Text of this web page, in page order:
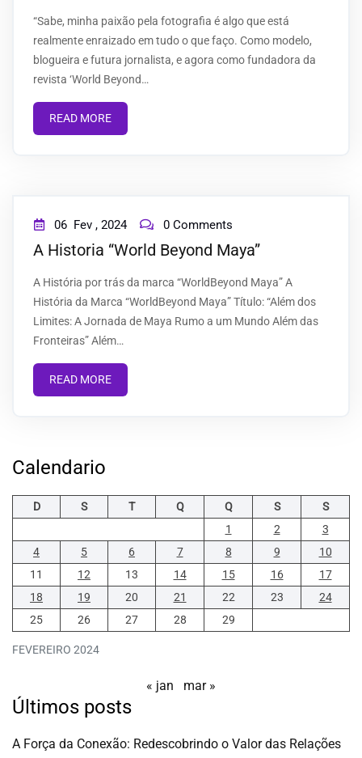
“Sabe, minha paixão pela fotografia é algo que está
realmente enraizado em tudo o que faço. Como modelo,
blogueira e futura jornalista, e agora como fundadora da
revista ‘World Beyond…
READ MORE
06 Fev , 2024 0 Comments
A Historia “World Beyond Maya”
A História por trás da marca “WorldBeyond Maya” A
História da Marca “WorldBeyond Maya” Título: “Além dos
Limites: A Jornada de Maya Rumo a um Mundo Além das
Fronteiras” Além…
READ MORE
Calendario
FEVEREIRO 2024
D S T Q Q S
S
1
2
3
4
5 6 7 8 9
10
11
12 13 14 15 16
17
18
19 20 21 22 23
24
25
26 27 28 29
« jan mar »
Últimos posts
A Força da Conexão: Redescobrindo o Valor das Relações